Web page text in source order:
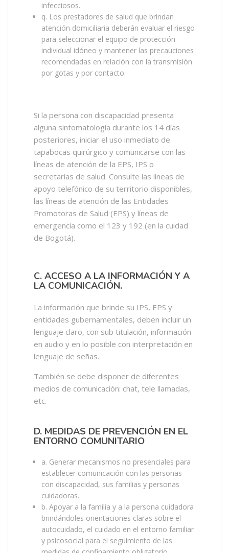
infecciosos.
q. Los prestadores de salud que brindan
atención domiciliaria deberán evaluar el riesgo
para seleccionar el equipo de protección
individual idóneo y mantener las precauciones
recomendadas en relación con la transmisión
por gotas y por contacto.
Si la persona con discapacidad presenta
alguna sintomatología durante los 14 días
posteriores, iniciar el uso inmediato de
tapabocas quirúrgico y comunicarse con las
líneas de atención de la EPS, IPS o
secretarias de salud. Consulte las líneas de
apoyo telefónico de su territorio disponibles,
las líneas de atención de las Entidades
Promotoras de Salud (EPS) y líneas de
emergencia como el 123 y 192 (en la cuidad
de Bogotá).
C. ACCESO A LA INFORMACIÓN Y A
LA COMUNICACIÓN.
La información que brinde su IPS, EPS y
entidades gubernamentales, deben incluir un
lenguaje claro, con sub titulación, información
en audio y en lo posible con interpretación en
lenguaje de señas.
También se debe disponer de diferentes
medios de comunicación: chat, tele llamadas,
etc.
D. MEDIDAS DE PREVENCIÓN EN EL
ENTORNO COMUNITARIO
a. Generar mecanismos no presenciales para
establecer comunicación con las personas
con discapacidad, sus familias y personas
cuidadoras.
b. Apoyar a la familia y a la persona cuidadora
brindándoles orientaciones claras sobre el
autocuidado, el cuidado en el entorno familiar
y psicosocial para el seguimiento de las